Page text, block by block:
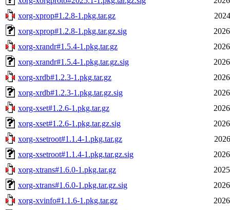
xorg-xprop#1.2.8-1.pkg.tar.gz
xorg-xprop#1.2.8-1.pkg.tar.gz.sig
xorg-xrandr#1.5.4-1.pkg.tar.gz
xorg-xrandr#1.5.4-1.pkg.tar.gz.sig
xorg-xrdb#1.2.3-1.pkg.tar.gz
xorg-xrdb#1.2.3-1.pkg.tar.gz.sig
xorg-xset#1.2.6-1.pkg.tar.gz
xorg-xset#1.2.6-1.pkg.tar.gz.sig
xorg-xsetroot#1.1.4-1.pkg.tar.gz
xorg-xsetroot#1.1.4-1.pkg.tar.gz.sig
xorg-xtrans#1.6.0-1.pkg.tar.gz
xorg-xtrans#1.6.0-1.pkg.tar.gz.sig
xorg-xvinfo#1.1.6-1.pkg.tar.gz